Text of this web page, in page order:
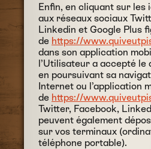
Enfin, en cliquant sur les
aux réseaux sociaux
Linkedin et Google Plus
de https://
dans son application
l’Utilisateur a accepté le
en poursuivant sa
Internet ou l’application
de https://
Twitter, Facebook,
peuvent également
sur vos terminaux
téléphone portable).